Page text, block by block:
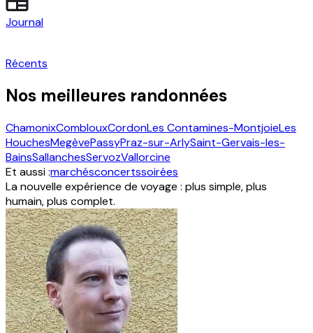
Journal
Récents
Nos meilleures randonnées
ChamonixComblouxCordonLes Contamines-MontjoieLes
HouchesMegèvePassyPraz-sur-ArlySaint-Gervais-les-
BainsSallanchesServozVallorcine
Et aussi :marchésconcertssoirées
La nouvelle expérience de voyage : plus simple, plus
humain, plus complet.